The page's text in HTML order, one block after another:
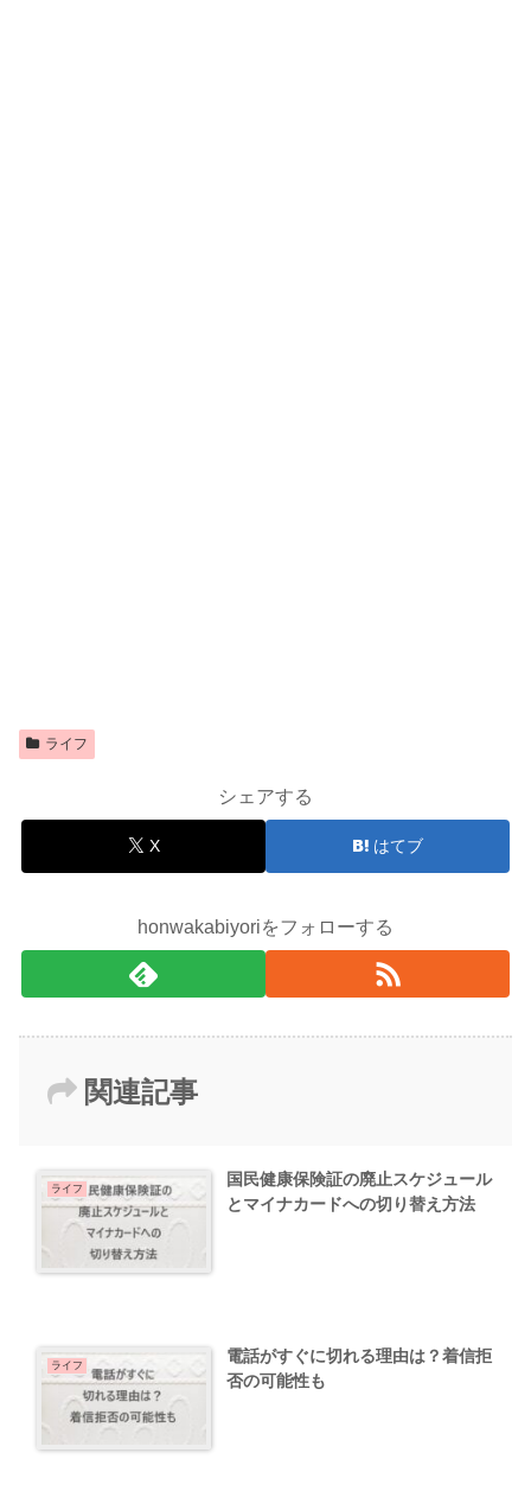
ライフ
シェアする
X はてブ
honwakabiyoriをフォローする
関連記事
ライフ
国民健康保険証の廃止スケジュール
とマイナカードへの切り替え方法
ライフ
電話がすぐに切れる理由は？着信拒
否の可能性も